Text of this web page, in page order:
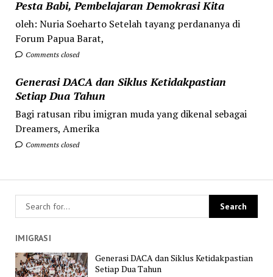
Pesta Babi, Pembelajaran Demokrasi Kita
oleh: Nuria Soeharto Setelah tayang perdananya di
Forum Papua Barat,
Comments closed
Generasi DACA dan Siklus Ketidakpastian
Setiap Dua Tahun
Bagi ratusan ribu imigran muda yang dikenal sebagai
Dreamers, Amerika
Comments closed
IMIGRASI
Generasi DACA dan Siklus Ketidakpastian
Setiap Dua Tahun